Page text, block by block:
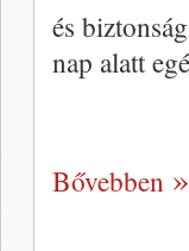
és
nap alatt
Bővebben